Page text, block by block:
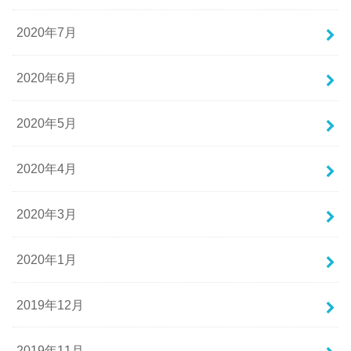
2020年7月
2020年6月
2020年5月
2020年4月
2020年3月
2020年1月
2019年12月